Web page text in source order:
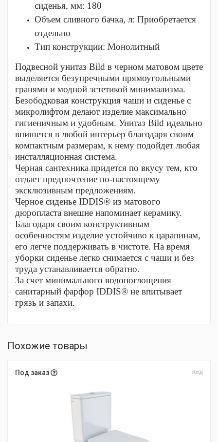
сиденья, мм: 180
Объем сливного бачка, л: Приобретается
отдельно
Тип конструкции: Монолитный
Подвесной унитаз Bild в черном матовом цвете
выделяется безупречными прямоугольными
гранями и модной эстетикой минимализма.
Безободковая конструкция чаши и сиденье с
микролифтом делают изделие максимально
гигиеничным и удобным. Унитаз Bild идеально
впишется в любой интерьер благодаря своим
компактным размерам, к нему подойдет любая
инсталляционная система.
Черная сантехника придется по вкусу тем, кто
отдает предпочтение по-настоящему
эксклюзивным предложениям.
Черное сиденье IDDIS® из матового
дюропласта внешне напоминает керамику.
Благодаря своим конструктивным
особенностям изделие устойчиво к царапинам,
его легче поддерживать в чистоте. На время
уборки сиденье легко снимается с чаши и без
труда устанавливается обратно.
За счет минимального водопоглощения
санитарный фарфор IDDIS® не впитывает
грязь и запахи.
Похожие товары
Под заказ Код